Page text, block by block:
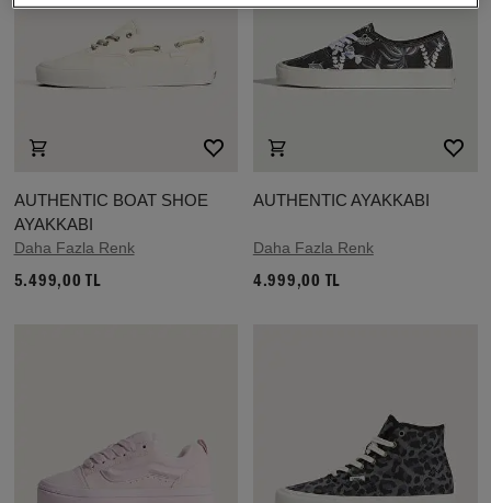
AUTHENTIC BOAT SHOE
AYAKKABI
Daha Fazla Renk
5.499,00 TL
AUTHENTIC AYAKKABI
Daha Fazla Renk
4.999,00 TL